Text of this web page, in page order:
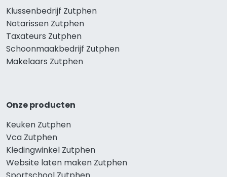
Klussenbedrijf Zutphen
Notarissen Zutphen
Taxateurs Zutphen
Schoonmaakbedrijf Zutphen
Makelaars Zutphen
Onze producten
Keuken Zutphen
Vca Zutphen
Kledingwinkel Zutphen
Website laten maken Zutphen